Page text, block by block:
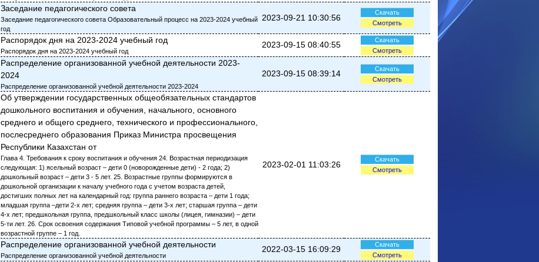
Заседание педагогического совета
Заседание педагогического совета Образовательный процесс на 2023-2024 учебный
год
2023-09-21 10:30:56
Скачать
Смотреть
Распорядок дня на 2023-2024 учебный год
Распорядок дня на 2023-2024 учебный год
2023-09-15 08:40:55
Скачать
Смотреть
Распределение организованной учебной деятельности 2023-
2024
Распределение организованной учебной деятельности 2023-2024
2023-09-15 08:39:14
Скачать
Смотреть
Об утверждении государственных общеобязательных стандартов
дошкольного воспитания и обучения, начального, основного
среднего и общего среднего, технического и профессионального,
послесреднего образования Приказ Министра просвещения
Республики Казахстан от
Глава 4. Требования к сроку воспитания и обучения 24. Возрастная периодизация
следующая: 1) ясельный возраст – дети 0 (новорожденные дети) - 2 года; 2)
дошкольный возраст – дети 3 - 5 лет. 25. Возрастные группы формируются в
дошкольной организации к началу учебного года с учетом возраста детей,
достигших полных лет на календарный год: группа раннего возраста – дети 1 года;
младшая группа –дети 2-х лет; средняя группа – дети 3-х лет; старшая группа – дети
4-х лет; предшкольная группа, предшкольный класс школы (лицея, гимназии) – дети
5-ти лет. 26. Срок освоения содержания Типовой учебной программы – 5 лет, в одной
возрастной группе – 1 год.
2023-02-01 11:03:26
Скачать
Смотреть
Распределение организованной учебной деятельности
Распределение организованной учебной деятельности
2022-03-15 16:09:29
Скачать
Смотреть